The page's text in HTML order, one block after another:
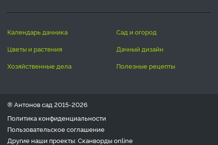
календарь дачника
сад и огород
цветы и растения
дачный дизайн
хозяйственные дела
полезные рецепты
® Антонов сад 2015-2026
Политика конфиденциальности
Пользовательское соглашение
Другие наши проекты: Сканвордыonline